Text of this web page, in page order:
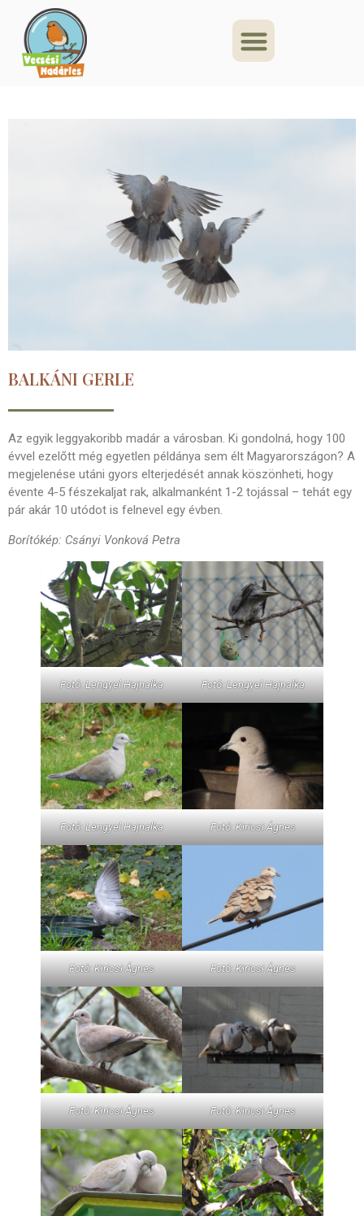
BALKÁNI GERLE
Az egyik leggyakoribb madár a városban. Ki gondolná, hogy 100
évvel ezelőtt még egyetlen példánya sem élt Magyarországon? A
megjelenése utáni gyors elterjedését annak köszönheti, hogy
évente 4-5 fészekaljat rak, alkalmanként 1-2 tojással – tehát egy
pár akár 10 utódot is felnevel egy évben.
Borítókép: Csányi Vonková Petra
Fotó: Lengyel Hajnalka Fotó: Lengyel Hajnalka
Fotó: Lengyel Hajnalka Fotó: Kiricsi Ágnes
Fotó: Kiricsi Ágnes Fotó: Kiricsi Ágnes
Fotó: Kiricsi Ágnes Fotó: Kiricsi Ágnes